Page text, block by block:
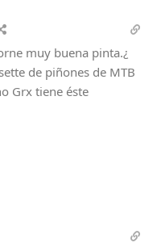
muy buena pinta.¿
de piñones de MTB
Grx tiene éste